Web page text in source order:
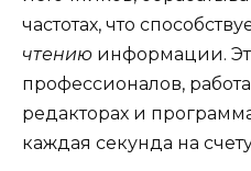
частотах, что
чтению информации.
профессионалов,
редакторах и
каждая секунда на